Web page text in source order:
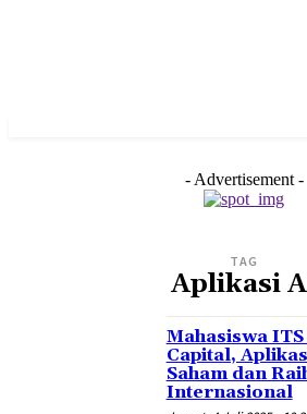
- Advertisement -
TAG
Aplikasi
Mahasiswa
Capital,
Saham dan
Internasional